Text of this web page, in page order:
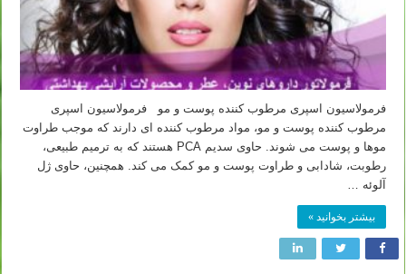
فرمولاسیون اسپری مرطوب کننده پوست و مو فرمولاسیون اسپری
مرطوب کننده پوست و مو، مواد مرطوب کننده ای دارند که موجب طراوت
موها و پوست می شوند. حاوی سدیم PCA هستند که به ترمیم طبیعی،
رطوبت، شادابی و طراوت پوست و مو کمک می کند. همچنین، حاوی ژل
آلوئه …
بیشتر بخوانید »